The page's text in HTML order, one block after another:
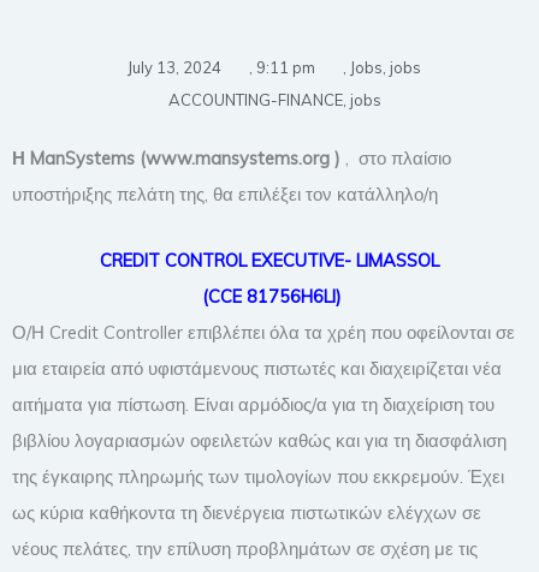
July 13, 2024 9:11 pm Jobs jobs
ACCOUNTING-FINANCE, jobs
Η ManSystems (www.mansystems.org ) , στο πλαίσιο
υποστήριξης πελάτη της, θα επιλέξει τον κατάλληλο/η
CREDIT CONTROL EXECUTIVE- LIMASSOL
(CCE 81756H6LI)
Ο/Η Credit Controller επιβλέπει όλα τα χρέη που οφείλονται σε
μια εταιρεία από υφιστάμενους πιστωτές και διαχειρίζεται νέα
αιτήματα για πίστωση. Είναι αρμόδιος/α για τη διαχείριση του
βιβλίου λογαριασμών οφειλετών καθώς και για τη διασφάλιση
της έγκαιρης πληρωμής των τιμολογίων που εκκρεμούν. Έχει
ως κύρια καθήκοντα τη διενέργεια πιστωτικών ελέγχων σε
νέους πελάτες, την επίλυση προβλημάτων σε σχέση με τις